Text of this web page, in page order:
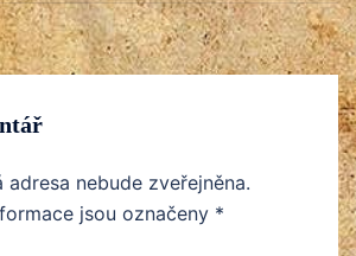
adresa nebude zveřejněna.
jsou označeny *